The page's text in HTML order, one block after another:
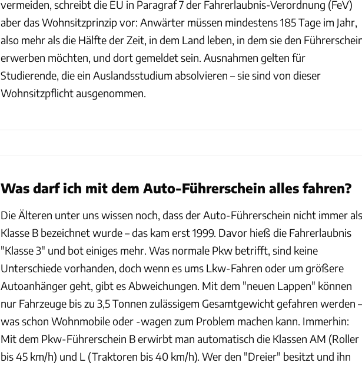
vermeiden, schreibt die EU in Paragraf 7 der Fahrerlaubnis-Verordnung (FeV)
aber das Wohnsitzprinzip vor: Anwärter müssen mindestens 185 Tage im Jahr,
also mehr als die Hälfte der Zeit, in dem Land leben, in dem sie den
erwerben möchten, und dort gemeldet sein. Ausnahmen gelten für
Studierende, die ein Auslandsstudium absolvieren – sie sind von dieser
Wohnsitzpflicht ausgenommen.
Was darf ich mit dem Auto-Führerschein alles fahren?
Die Älteren unter uns wissen noch, dass der Auto-Führerschein nicht immer als
Klasse B bezeichnet wurde – das kam erst 1999. Davor hieß die Fahrerlaubnis
"Klasse 3" und bot einiges mehr. Was normale Pkw betrifft, sind keine
Unterschiede vorhanden, doch wenn es ums Lkw-Fahren oder um größere
Autoanhänger geht, gibt es Abweichungen. Mit dem "neuen Lappen" können
nur Fahrzeuge bis zu 3,5 Tonnen zulässigem Gesamtgewicht gefahren werden –
was schon Wohnmobile oder -wagen zum Problem machen kann. Immerhin:
Mit dem Pkw-Führerschein B erwirbt man automatisch die Klassen AM (Roller
bis 45 km/h) und L (Traktoren bis 40 km/h). Wer den "Dreier" besitzt und ihn